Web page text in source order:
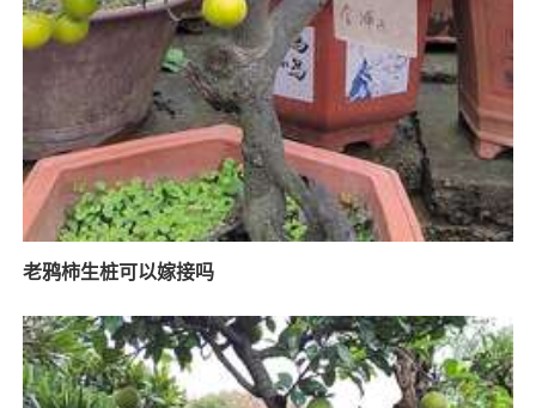
老鸦柿生桩可以嫁接吗